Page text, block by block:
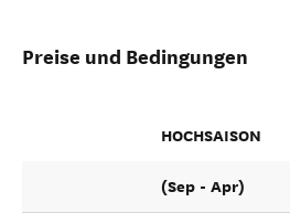
Preise und Bedingungen
HOCHSAISON
(Sep - Apr)